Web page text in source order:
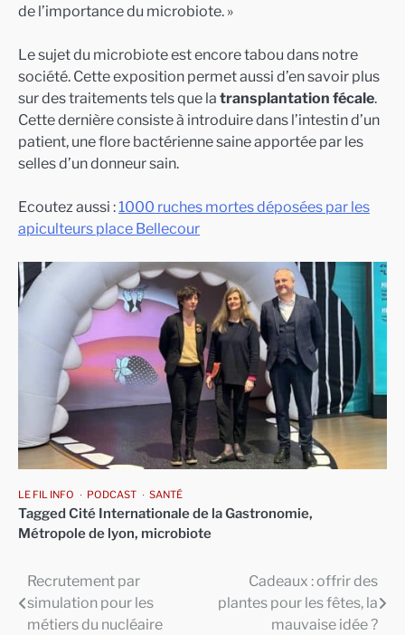
de l’importance du microbiote. »
Le sujet du microbiote est encore tabou dans notre
société. Cette exposition permet aussi d’en savoir plus
sur des traitements tels que la transplantation fécale.
Cette dernière consiste à introduire dans l’intestin d’un
patient, une flore bactérienne saine apportée par les
selles d’un donneur sain.
Ecoutez aussi :1000 ruches mortes déposées par les
apiculteurs place Bellecour
LE FIL INFO PODCAST SANTÉ
Tagged Cité Internationale de la Gastronomie,
Métropole de lyon, microbiote
Navigation
de
Recrutement par
simulation pour les
métiers du nucléaire
Cadeaux : offrir des
plantes pour les fêtes, la
mauvaise idée ?